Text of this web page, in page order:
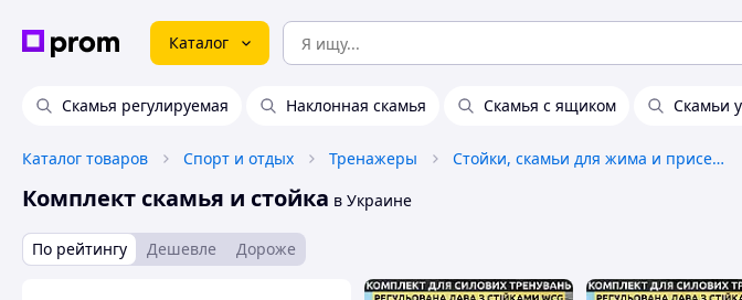
Каталог
Скамья регулируемая Наклонная скамья Скамья с ящиком Скамьи
Каталог товаров Спорт и отдых Тренажеры Стойки, скамьи для жима и приседаний
Комплект скамья и стойка в Украине
По рейтингу Дешевле Дороже